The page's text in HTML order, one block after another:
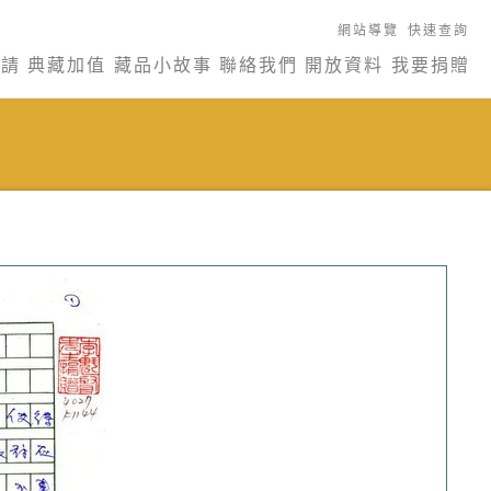
網站導覽 快速查詢
典藏加值 藏品小故事 聯絡我們 開放資料 我要捐贈